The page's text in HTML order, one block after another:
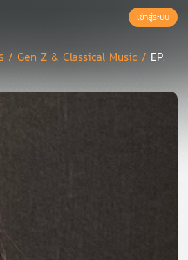
เข้าสู่ระบบ
ร /Gen Z & Classical Music / EP.